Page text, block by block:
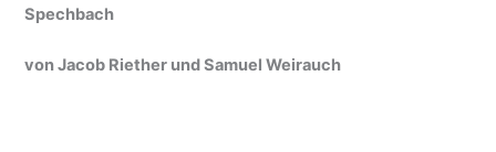
Spechbach
von Jacob Riether und Samuel Weirauch